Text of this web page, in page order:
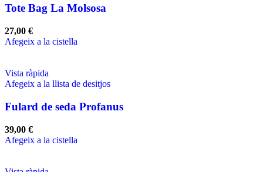
Tote Bag La Molsosa
27,00 €
Afegeix a la cistella
Vista ràpida
Afegeix a la llista de desitjos
Fulard de seda Profanus
39,00 €
Afegeix a la cistella